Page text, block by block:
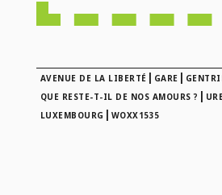
AVENUE DE LA LIBERTÉ | GARE |
QUE RESTE-T-IL DE NOS AMOURS ? |
LUXEMBOURG | WOXX1535